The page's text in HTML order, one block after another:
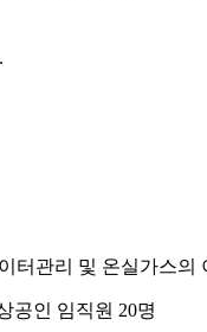
관리 및 온실가스의
인 임직원 20명